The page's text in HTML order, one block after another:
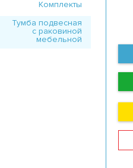
Комплекты
Тумба подвесная
с раковиной
мебельной